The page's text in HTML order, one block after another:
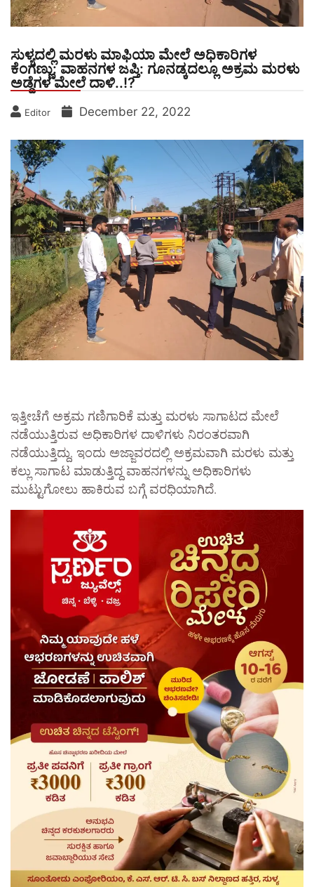
ಸುಳ್ಯದಲ್ಲಿ ಮರಳು ಮಾಫಿಯಾ ಮೇಲೆ ಅಧಿಕಾರಿಗಳ
ಕೆಂಗಣ್ಣು: ವಾಹನಗಳ ಜಪ್ತಿ: ಗೂನಡ್ಕದಲ್ಲೂ ಅಕ್ರಮ ಮರಳು
ಅಡ್ಡೆಗಳ ಮೇಲೆ ದಾಳಿ..!?
Editor December 22, 2022
ಇತ್ತೀಚೆಗೆ ಅಕ್ರಮ ಗಣಿಗಾರಿಕೆ ಮತ್ತು ಮರಳು ಸಾಗಾಟದ ಮೇಲೆ
ನಡೆಯುತ್ತಿರುವ ಅಧಿಕಾರಿಗಳ ದಾಳಿಗಳು ನಿರಂತರವಾಗಿ
ನಡೆಯುತ್ತಿದ್ದು, ಇಂದು ಅಜ್ಜಾವರದಲ್ಲಿ ಅಕ್ರಮವಾಗಿ ಮರಳು ಮತ್ತು
ಕಲ್ಲು ಸಾಗಾಟ ಮಾಡುತ್ತಿದ್ದ ವಾಹನಗಳನ್ನು ಅಧಿಕಾರಿಗಳು
ಮುಟ್ಟುಗೋಲು ಹಾಕಿರುವ ಬಗ್ಗೆ ವರಧಿಯಾಗಿದೆ.